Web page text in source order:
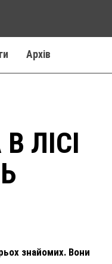
Aрхів
ЛІСІ
знайомих. Вони